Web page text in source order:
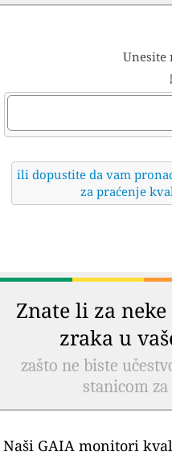
Unesite
ili dopustite da vam
za praćenje
Znate li za
zraka u
zašto ne biste
stanicom
Naši GAIA monitori